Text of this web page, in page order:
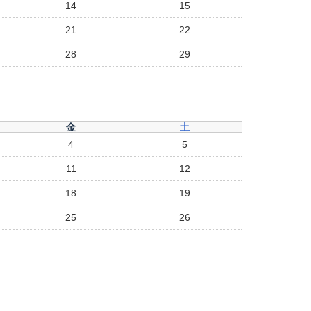
14 15
21 22
28 29
金
土
4 5
11 12
18 19
25 26